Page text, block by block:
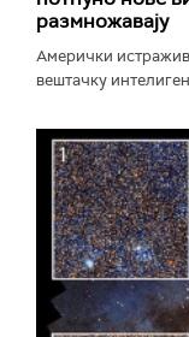
размножавају
Амерички
вештачку